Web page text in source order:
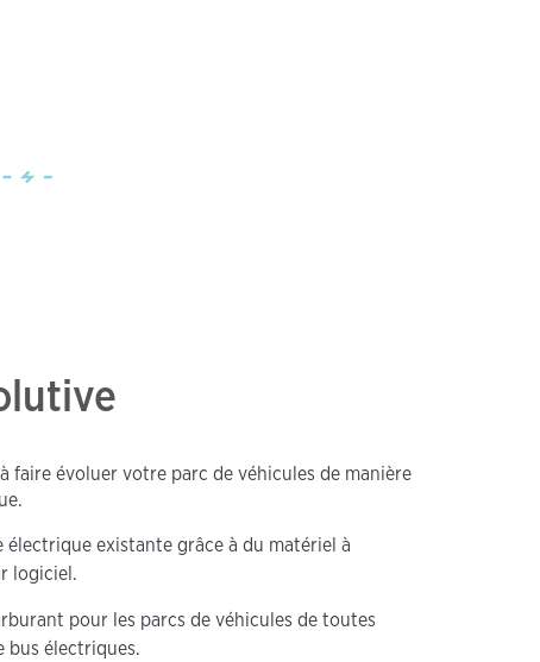
faire évoluer votre parc de véhicules de manière
existante grâce à du matériel à
logiciel.
pour les parcs de véhicules de toutes
bus électriques.